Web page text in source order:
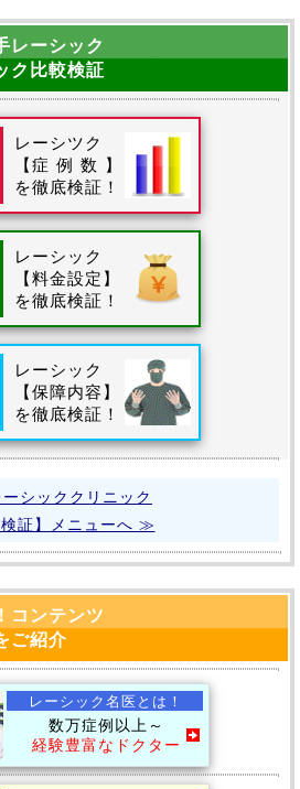
レーシック
ク比較検証
レーシツク
【症例数 】
を徹底検証！
レーシック
【料金設定】
を徹底検証！
レーシック
【保障内容】
を徹底検証！
シッククリニック
検証】メニューへ ≫
コンテンツ
ご紹介
レーシック名医とは！
数万症例以上～
経験豊富なドクター